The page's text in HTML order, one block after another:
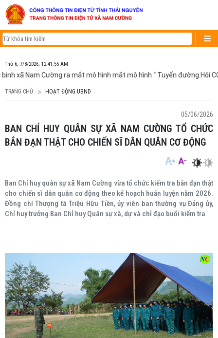
Thứ 6, 7/8/2026, 12:41:55 AM
xã Nam Cường ra mắt mô hình mắt mô hình “ Tuyến đường Hội
TRANG CHỦ HOẠT ĐỘNG UBND
05/06/2026
BAN CHỈ HUY QUÂN SỰ XÃ NAM CƯỜNG TỔ CHỨC
BẮN ĐẠN THẬT CHO CHIẾN SĨ DÂN QUÂN CƠ ĐỘNG
Ban Chỉ huy quân sự xã Nam Cường vừa tổ chức kiểm tra bắn đạn thật
cho chiến sĩ dân quân cơ động theo kế hoạch huấn luyện năm 2026.
Đồng chí Thượng tá Triệu Hữu Tiền, ủy viên ban thường vụ Đảng ủy,
Chỉ huy trưởng Ban Chỉ huy Quân sự xã, dự và chỉ đạo buổi kiểm tra.